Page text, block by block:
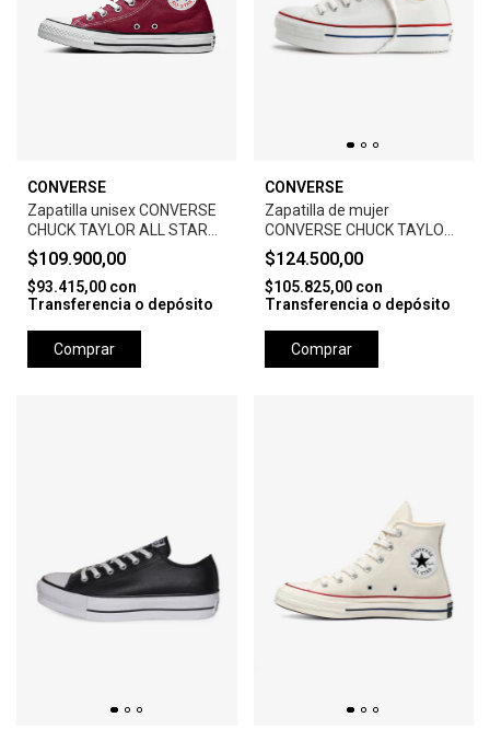
CONVERSE
Zapatilla unisex CONVERSE
CHUCK TAYLOR ALL STAR
HI-MAROO
$109.900,00
$93.415,00 con
Transferencia o depósito
Comprar
CONVERSE
Zapatilla de mujer
CONVERSE CHUCK TAYLOR
ALL STAR PLATFORM -
WHITE
$124.500,00
$105.825,00 con
Transferencia o depósito
Comprar